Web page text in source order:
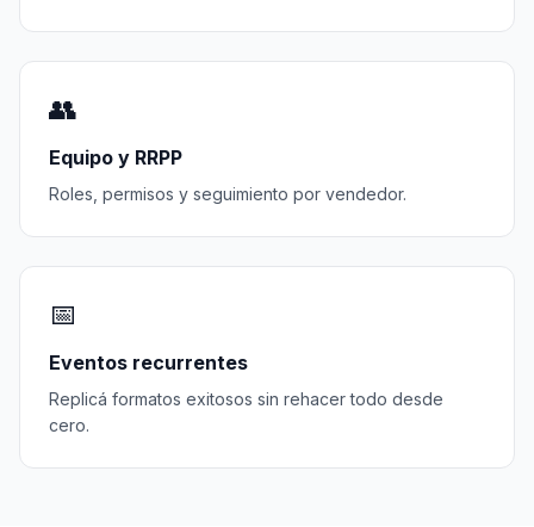
👥
Equipo y RRPP
Roles, permisos y seguimiento por vendedor.
📅
Eventos recurrentes
Replicá formatos exitosos sin rehacer todo desde
cero.